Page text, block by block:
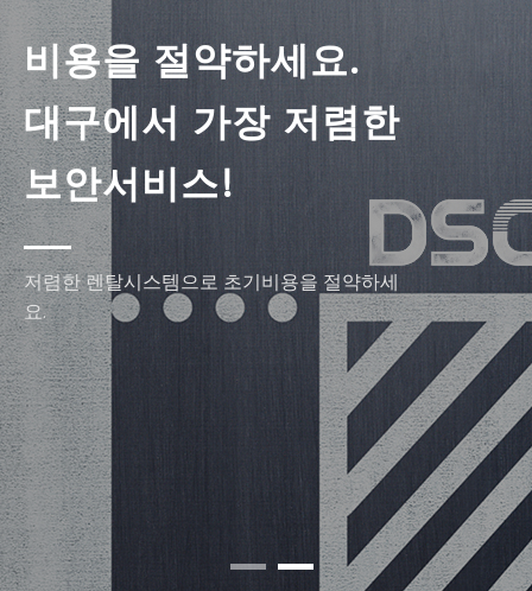
비용을 절약하세요.
대구에서 가장 저렴한
보안서비스!
저렴한 렌탈시스템으로 초기비용을 절약하세
요.